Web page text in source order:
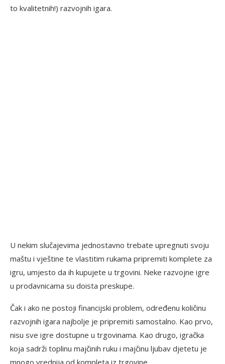
to kvalitetnih!) razvojnih igara.
U nekim slučajevima jednostavno trebate upregnuti svoju
maštu i vještine te vlastitim rukama pripremiti komplete za
igru, umjesto da ih kupujete u trgovini. Neke razvojne igre
u prodavnicama su doista preskupe.
Čak i ako ne postoji financijski problem, određenu količinu
razvojnih igara najbolje je pripremiti samostalno. Kao prvo,
nisu sve igre dostupne u trgovinama. Kao drugo, igračka
koja sadrži toplinu majčinih ruku i majčinu ljubav djetetu je
mnogo vrednija od kompleta iz trgovine.